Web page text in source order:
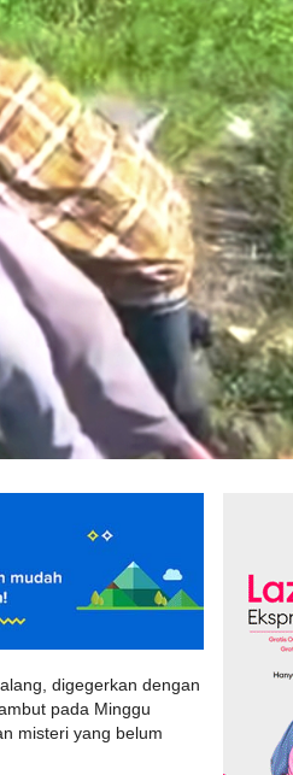
digegerkan dengan
pada Minggu
misteri yang belum